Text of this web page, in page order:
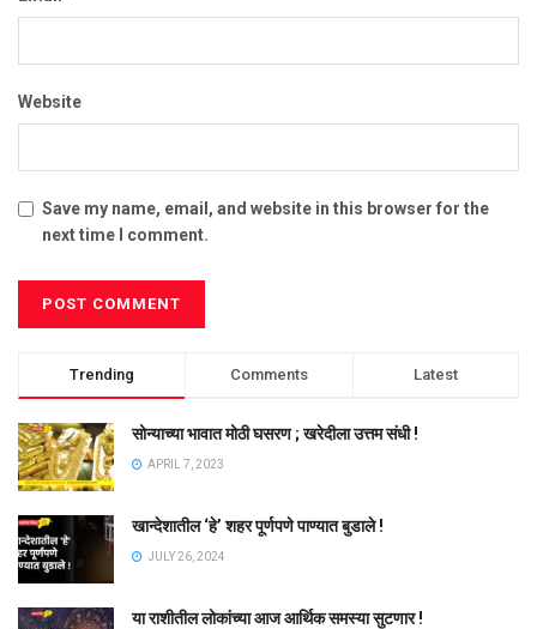
Website
Save my name, email, and website in this browser for the
next time I comment.
Trending Comments Latest
सोन्याच्या भावात मोठी घसरण ; खरेदीला उत्तम संधी !
APRIL 7, 2023
खान्देशातील ‘हे’ शहर पूर्णपणे पाण्यात बुडाले !
JULY 26, 2024
या राशीतील लोकांच्या आज आर्थिक समस्या सुटणार !